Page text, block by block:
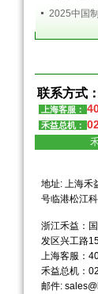
联系方式：
上海客服：
禾益总机：
地址: 上海禾
号临港松江
浙江禾益：
发区兴工路
上海客服：
禾益总机：
邮件: